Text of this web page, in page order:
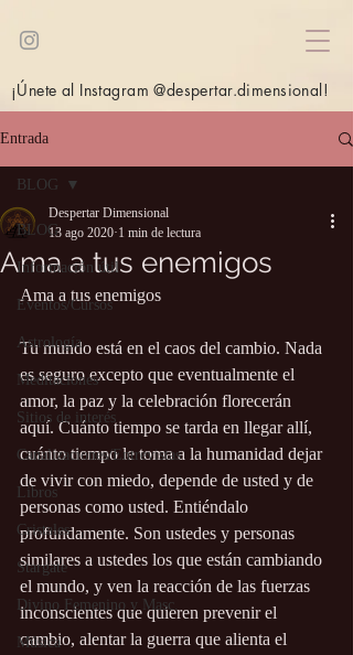
¡Únete al Instagram @despertar.dimensional!
Entrada
BLOG
Información útil
Eventos/Cursos
Astrología
Meditaciones
Sitios de interés
Canalizaciones/Entrevistas
Libros
Cristales
Stargate
Divino Femenino y Masc.
Música
BLOG
Ama a tus enemigos
Despertar Dimensional
13 ago 2020 1 min de lectura
Ama a tus enemigos
Tu mundo está en el caos del cambio. Nada
es seguro excepto que eventualmente el
amor, la paz y la celebración florecerán
aquí. Cuánto tiempo se tarda en llegar allí,
cuánto tiempo le toma a la humanidad dejar
de vivir con miedo, depende de usted y de
personas como usted. Entiéndalo
profundamente. Son ustedes y personas
similares a ustedes los que están cambiando
el mundo, y ven la reacción de las fuerzas
inconscientes que quieren prevenir el
cambio, alentar la guerra que alienta el